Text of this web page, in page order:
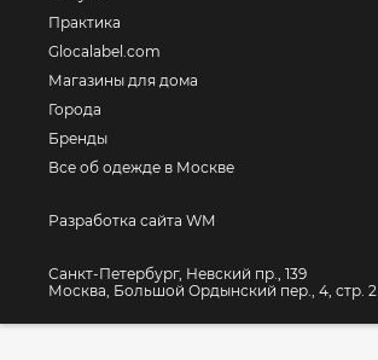
Практика
Glocalabel.com
Магазины для дома
Города
Бренды
Все об одежде в Москве
Разработка сайта WM
Санкт-Петербург, Невский пр., 139
Москва, Большой Ордынский пер., 4, стр. 2